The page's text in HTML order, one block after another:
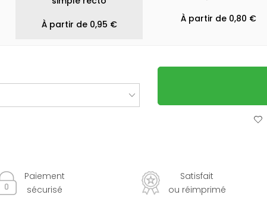
À partir de 0,95 €
À partir de 0,80 €
Paiement
sécurisé
Satisfait
ou réimprimé